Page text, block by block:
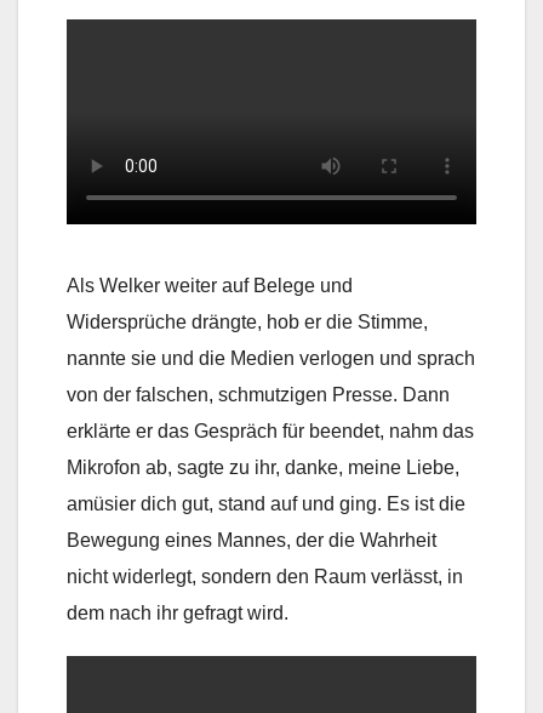
Als Welker weiter auf Belege und
Widersprüche drängte, hob er die Stimme,
nannte sie und die Medien verlogen und sprach
von der falschen, schmutzigen Presse. Dann
erklärte er das Gespräch für beendet, nahm das
Mikrofon ab, sagte zu ihr, danke, meine Liebe,
amüsier dich gut, stand auf und ging. Es ist die
Bewegung eines Mannes, der die Wahrheit
nicht widerlegt, sondern den Raum verlässt, in
dem nach ihr gefragt wird.